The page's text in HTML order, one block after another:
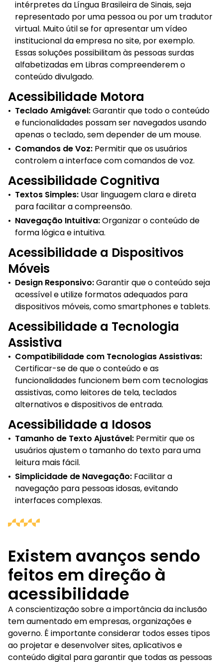
intérpretes da Língua Brasileira de Sinais, seja
representado por uma pessoa ou por um tradutor
virtual. Muito útil se for apresentar um vídeo
institucional da empresa no site, por exemplo.
Essas soluções possibilitam às pessoas surdas
alfabetizadas em Libras compreenderem o
conteúdo divulgado.
Acessibilidade Motora
• Teclado Amigável:Garantir que todo o conteúdo
e funcionalidades possam ser navegados usando
apenas o teclado, sem depender de um mouse.
• Comandos de Voz: Permitir que os usuários
controlem a interface com comandos de voz.
Acessibilidade Cognitiva
• Textos Simples: Usar linguagem clara e direta
para facilitar a compreensão.
• Navegação Intuitiva:Organizar o conteúdo de
forma lógica e intuitiva.
Acessibilidade a Dispositivos
Móveis
• Design Responsivo:Garantir que o conteúdo seja
acessível e utilize formatos adequados para
dispositivos móveis, como smartphones e tablets.
Acessibilidade a Tecnologia
Assistiva
• Compatibilidade com Tecnologias Assistivas:
Certificar-se de que o conteúdo e as
funcionalidades funcionem bem com tecnologias
assistivas, como leitores de tela, teclados
alternativos e dispositivos de entrada.
Acessibilidade a Idosos
• Tamanho de Texto Ajustável: Permitir que os
usuários ajustem o tamanho do texto para uma
leitura mais fácil.
• Simplicidade de Navegação: Facilitar a
navegação para pessoas idosas, evitando
interfaces complexas.
Existem avanços sendo
feitos em direção à
acessibilidade
A conscientização sobre a importância da inclusão
tem aumentado em empresas, organizações e
governo. É importante considerar todos esses tipos
ao projetar e desenvolver sites, aplicativos e
conteúdo digital para garantir que todas as pessoas